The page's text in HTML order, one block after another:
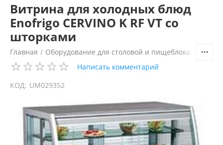
Витрина для холодных блюд
Enofrigo CERVINO K RF VT со
шторками
Главная / Оборудование для столовой и пищеблока
Написать комментарий
КОД: UM029352